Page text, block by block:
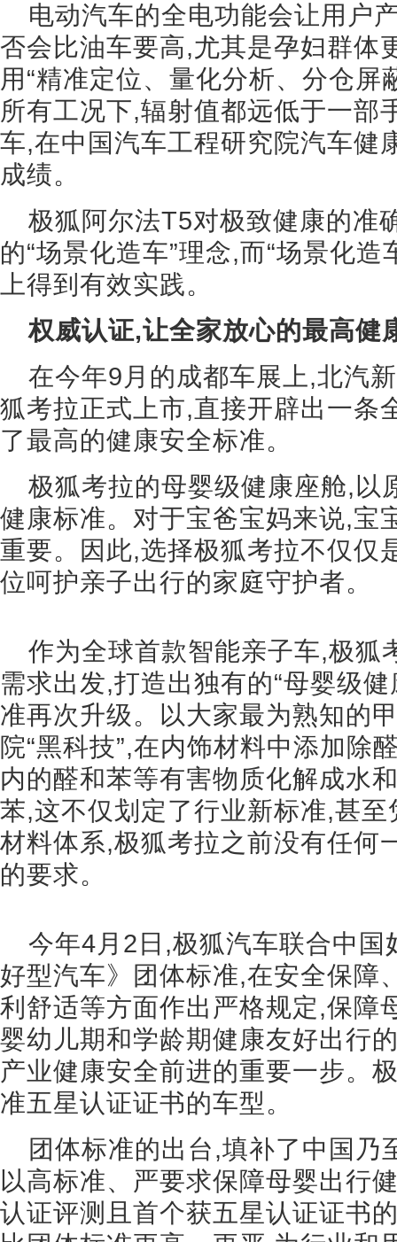
电动汽车的全电功能会让用户
否会比油车要高,尤其是孕妇群体
用“精准定位、量化分析、分仓屏
所有工况下,辐射值都远低于一部
车,在中国汽车工程研究院汽车健
成绩。
极狐阿尔法T5对极致健康的准
的“场景化造车”理念,而“场景化
上得到有效实践。
权威认证,让全家放心的最高健
在今年9月的成都车展上,北汽
狐考拉正式上市,直接开辟出一条
了最高的健康安全标准。
极狐考拉的母婴级健康座舱,以
健康标准。对于宝爸宝妈来说,宝
重要。因此,选择极狐考拉不仅仅
位呵护亲子出行的家庭守护者。
作为全球首款智能亲子车,极狐
需求出发,打造出独有的“母婴级
准再次升级。以大家最为熟知的
院“黑科技”,在内饰材料中添加除
内的醛和苯等有害物质化解成水
苯,这不仅划定了行业新标准,甚
材料体系,极狐考拉之前没有任何
的要求。
今年4月2日,极狐汽车联合中
好型汽车》团体标准,在安全保障
利舒适等方面作出严格规定,保障
婴幼儿期和学龄期健康友好出行
产业健康安全前进的重要一步。
准五星认证证书的车型。
团体标准的出台,填补了中国乃
以高标准、严要求保障母婴出行
认证评测且首个获五星认证证书